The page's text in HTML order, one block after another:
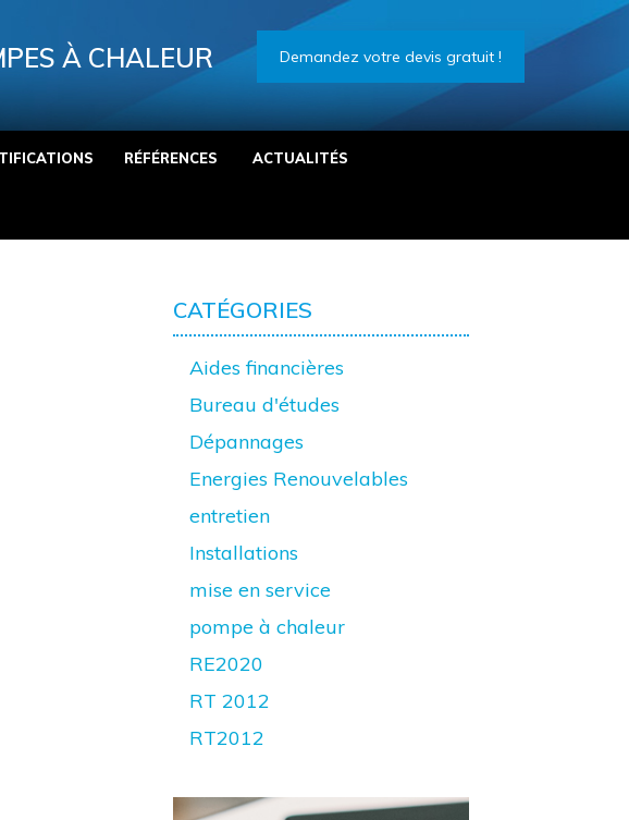
Demandez votre devis gratuit !
À CHALEUR
RÉFÉRENCES ACTUALITÉS
CATÉGORIES
Aides financières
Bureau d'études
Dépannages
Energies Renouvelables
entretien
Installations
mise en service
pompe à chaleur
RE2020
RT 2012
RT2012